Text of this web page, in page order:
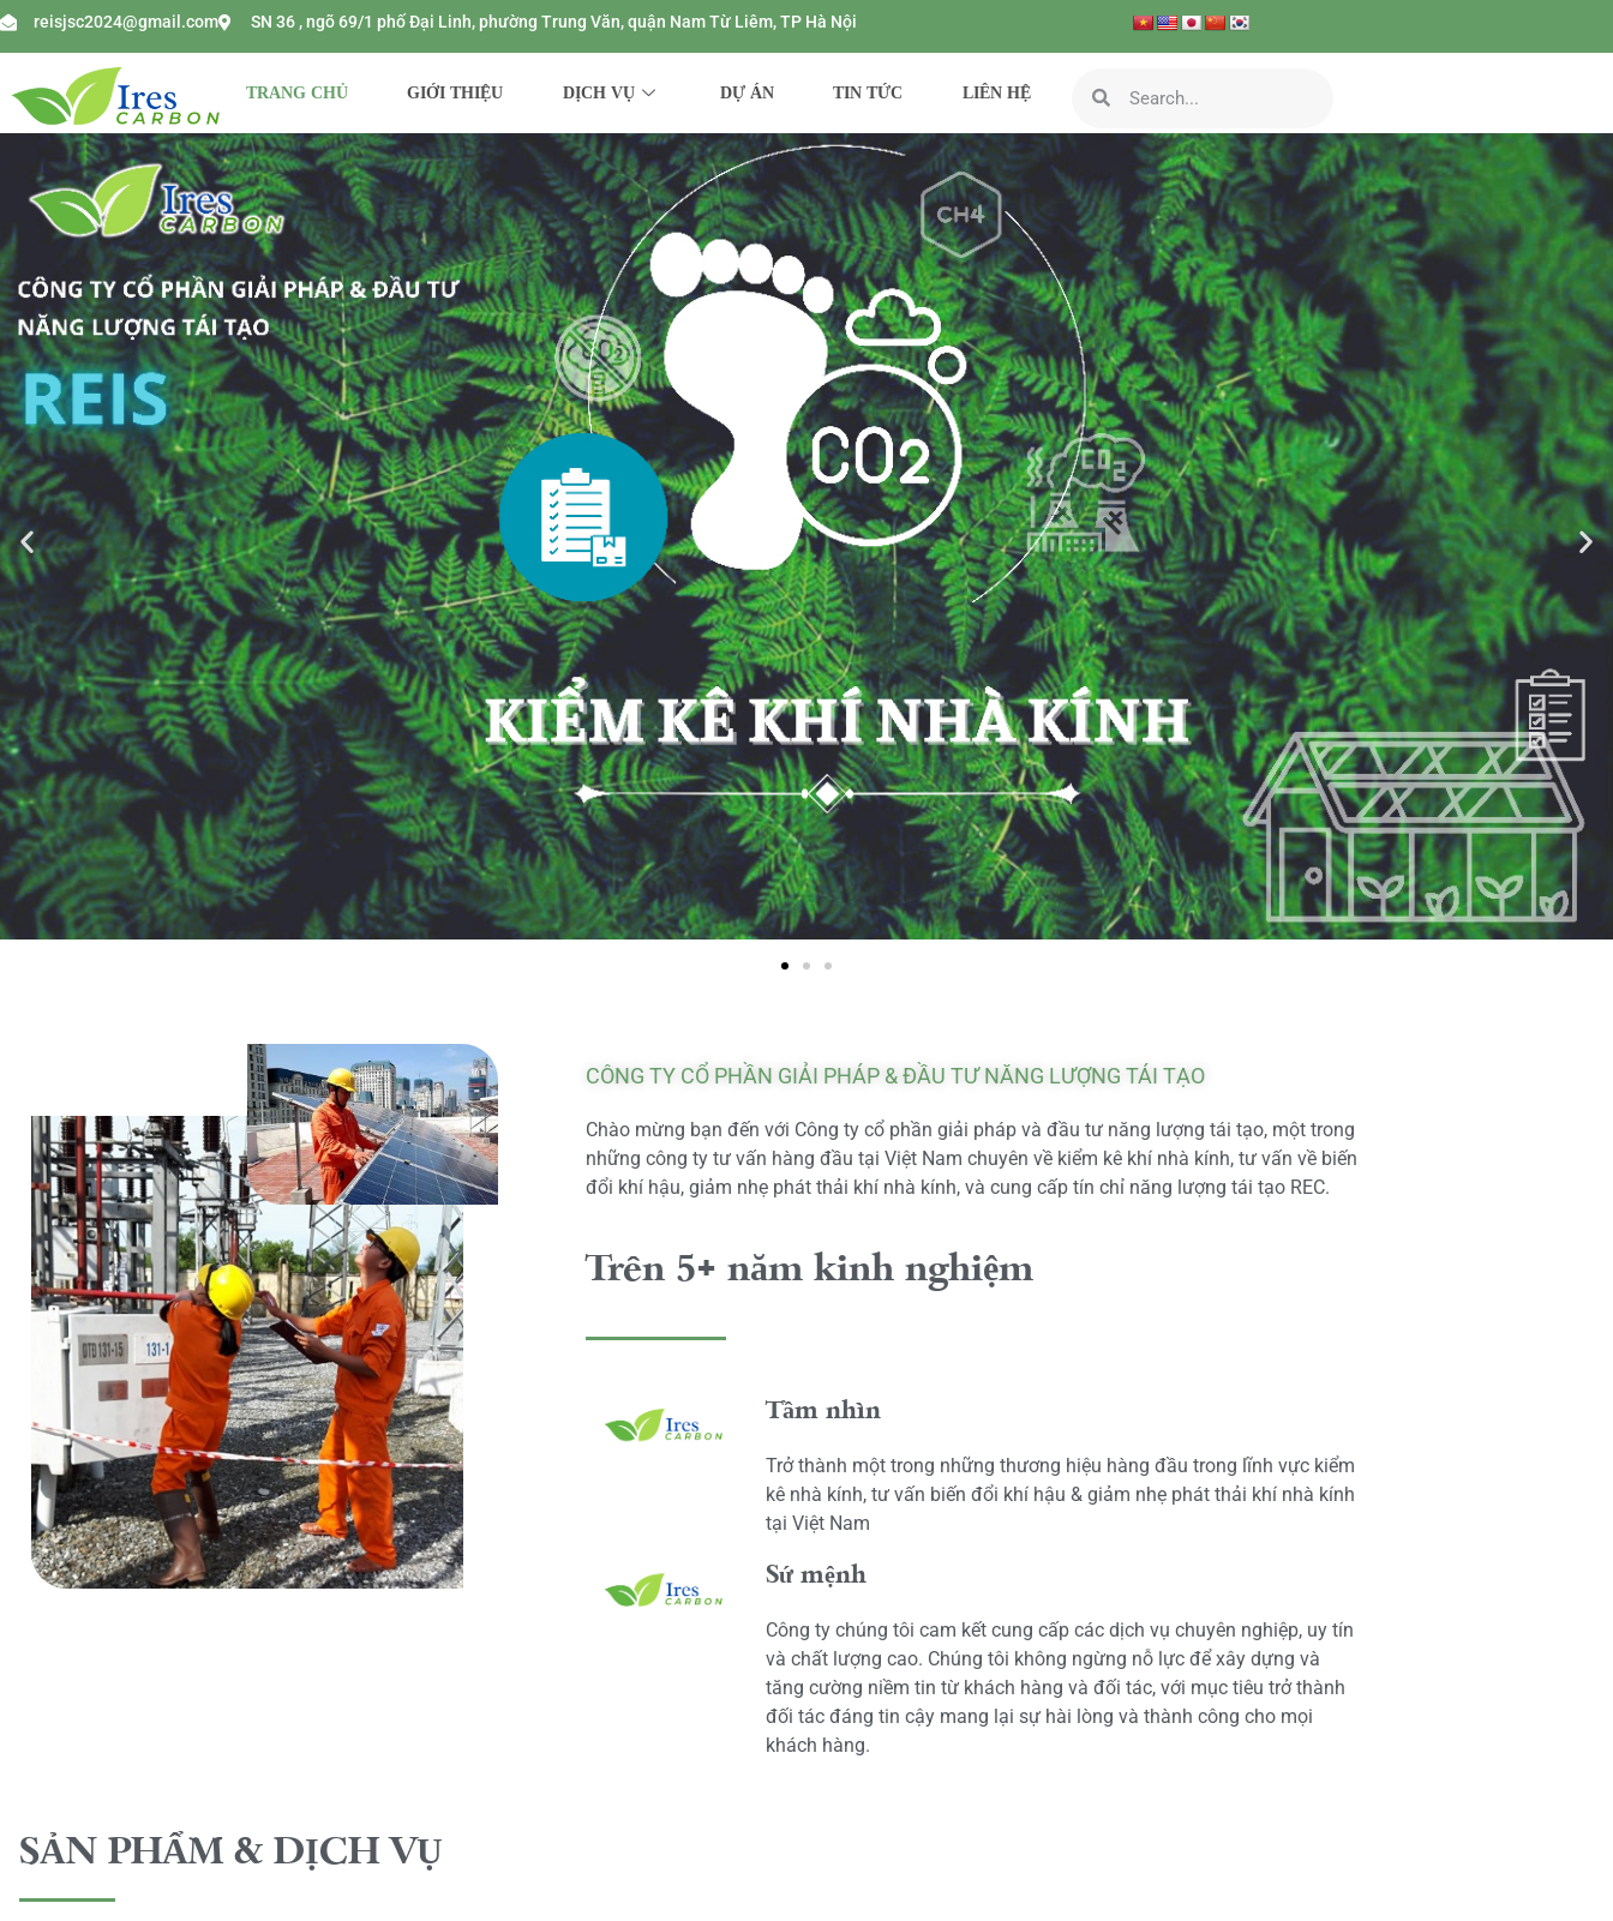
reisjsc2024@gmail.com SN 36 , ngõ 69/1 phố Đại Linh, phường Trung Văn, quận Nam Từ Liêm, TP Hà Nội
TRANG CHỦ GIỚI THIỆU DỊCH VỤ DỰ ÁN TIN TỨC LIÊN HỆ
CÔNG TY CỔ PHẦN GIẢI PHÁP & ĐẦU TƯ NĂNG LƯỢNG TÁI TẠO
Chào mừng bạn đến với Công ty cổ phần giải pháp và đầu tư năng lượng tái tạo, một trong
những công ty tư vấn hàng đầu tại Việt Nam chuyên về kiểm kê khí nhà kính, tư vấn về biến
đổi khí hậu, giảm nhẹ phát thải khí nhà kính, và cung cấp tín chỉ năng lượng tái tạo REC.
Trên 5+ năm kinh nghiệm
Tầm nhìn
Trở thành một trong những thương hiệu hàng đầu trong lĩnh vực kiểm
kê nhà kính, tư vấn biến đổi khí hậu & giảm nhẹ phát thải khí nhà kính
tại Việt Nam
Sứ mệnh
Công ty chúng tôi cam kết cung cấp các dịch vụ chuyên nghiệp, uy tín
và chất lượng cao. Chúng tôi không ngừng nỗ lực để xây dựng và
tăng cường niềm tin từ khách hàng và đối tác, với mục tiêu trở thành
đối tác đáng tin cậy mang lại sự hài lòng và thành công cho mọi
khách hàng.
SẢN PHẨM & DỊCH VỤ